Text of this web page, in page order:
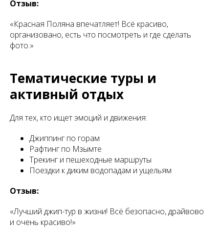
Отзыв:
«Красная Поляна впечатляет! Всё красиво,
организовано, есть что посмотреть и где сделать
фото.»
Тематические туры и
активный отдых
Для тех, кто ищет эмоций и движения:
Джиппинг по горам
Рафтинг по Мзымте
Трекинг и пешеходные маршруты
Поездки к диким водопадам и ущельям
Отзыв:
«Лучший джип-тур в жизни! Всё безопасно, драйвово
и очень красиво!»